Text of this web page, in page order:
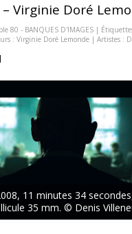
Virginie Doré
80 - BANQUES D'IMAGES|
: Virginie Doré Lemonde| Artistes :
11 minutes 34
35 mm. © Denis